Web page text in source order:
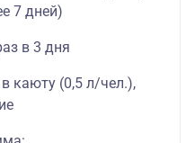
7 дней)
в 3 дня
каюту (0,5 л/чел.),